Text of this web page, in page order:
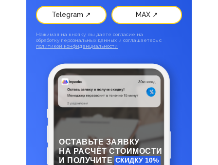
Нажимая на кнопку, вы даете согласие на
обработку персональных данных и соглашаетесь c
политикой конфиденциальности
ОСТАВЬТЕ ЗАЯВКУ
НА РАСЧЁТ СТОИМОСТИ
И ПОЛУЧИТЕСКИДКУ 10%
MAX ↗
Telegram ↗